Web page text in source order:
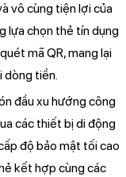
vô cùng tiện lợi của
lựa chọn thẻ tín dụng
mã QR, mang lại
dòng tiền.
đầu xu hướng công
các thiết bị di động
độ bảo mật tối cao
kết hợp cùng các